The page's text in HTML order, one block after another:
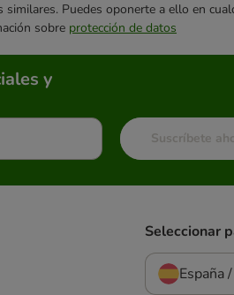
Puedes oponerte a ello en
sobre protección de datos
y
Suscríbete
Seleccionar
España